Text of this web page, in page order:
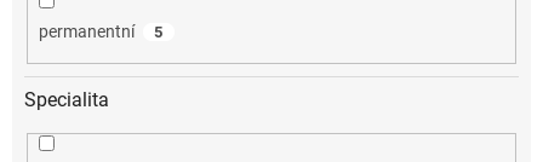
permanentní 5
Specialita